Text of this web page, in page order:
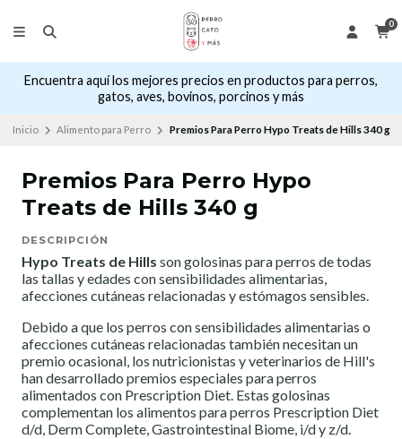
0
Encuentra aquí los mejores precios en productos para perros,
gatos, aves, bovinos, porcinos y más
Inicio Alimento para Perro Premios Para Perro Hypo Treats de Hills 340 g
Premios Para Perro Hypo
Treats de Hills 340 g
DESCRIPCIÓN
Hypo Treats de Hills son golosinas para perros de todas
las tallas y edades con sensibilidades alimentarias,
afecciones cutáneas relacionadas y estómagos sensibles.
Debido a que los perros con sensibilidades alimentarias o
afecciones cutáneas relacionadas también necesitan un
premio ocasional, los nutricionistas y veterinarios de Hill's
han desarrollado premios especiales para perros
alimentados con Prescription Diet. Estas golosinas
complementan los alimentos para perros Prescription Diet
d/d, Derm Complete, Gastrointestinal Biome, i/d y z/d.